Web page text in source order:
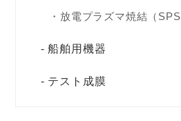
放電プラズマ焼結（
船舶用機器
テスト成膜